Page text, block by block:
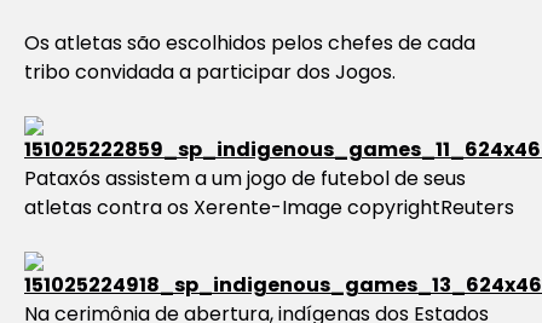
Os atletas são escolhidos pelos chefes de cada
tribo convidada a participar dos Jogos.
Pataxós assistem a um jogo de futebol de seus
atletas contra os Xerente-Image copyrightReuters
Na cerimônia de abertura, indígenas dos Estados